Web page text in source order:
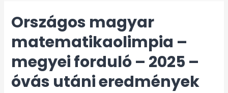
Országos magyar
matematikaolimpia –
megyei forduló – 2025 –
óvás utáni eredmények